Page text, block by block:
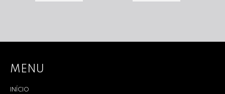
MENU
INÍCIO